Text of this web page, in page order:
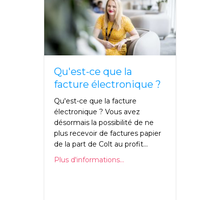
Qu'est-ce que la
facture électronique ?
Qu'est-ce que la facture
électronique ? Vous avez
désormais la possibilité de ne
plus recevoir de factures papier
de la part de Colt au profit...
Plus d'informations...